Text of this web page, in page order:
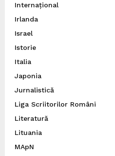
Internațional
Irlanda
Israel
Istorie
Italia
Japonia
Jurnalistică
Liga Scriitorilor Români
Literatură
Lituania
MApN